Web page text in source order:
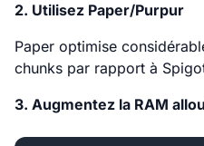
2. Utilisez Paper/Purpur
Paper optimise
chunks par rapport à
3. Augmentez la RAM